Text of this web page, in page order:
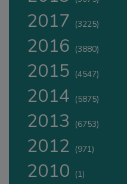
2017 (3225)
2016 (3880)
2015 (4547)
2014 (5875)
2013 (6753)
2012 (971)
2010 (1)